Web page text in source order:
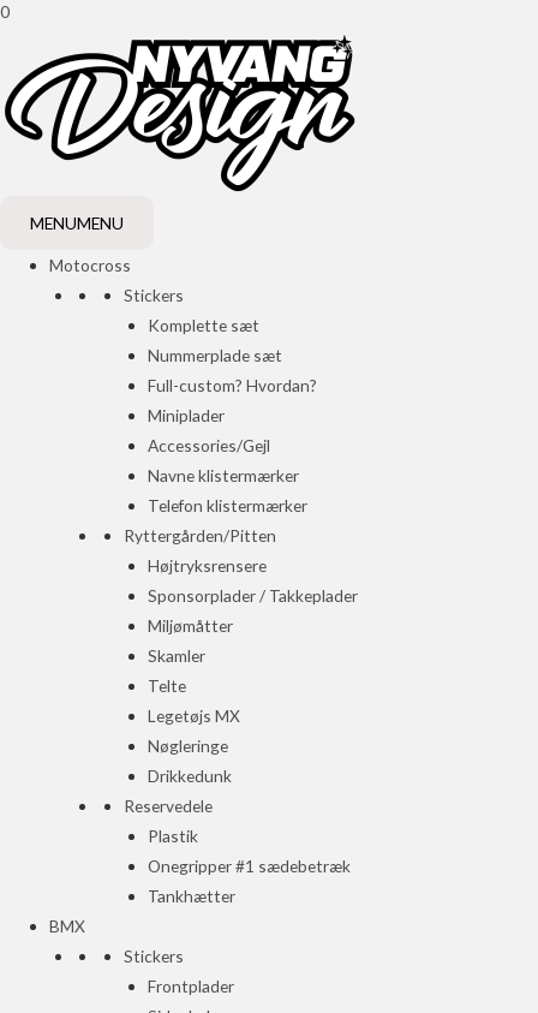
0
MENUMENU
Motocross
Stickers
Komplette sæt
Nummerplade sæt
Full-custom? Hvordan?
Miniplader
Accessories/Gejl
Navne klistermærker
Telefon klistermærker
Ryttergården/Pitten
Højtryksrensere
Sponsorplader / Takkeplader
Miljømåtter
Skamler
Telte
Legetøjs MX
Nøgleringe
Drikkedunk
Reservedele
Plastik
Onegripper #1 sædebetræk
Tankhætter
BMX
Stickers
Frontplader